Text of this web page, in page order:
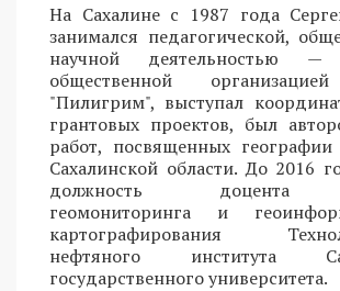
На Сахалине с 1987 года
занимался педагогической,
научной деятельностью —
общественной
"Пилигрим", выступал
грантовых проектов, был
работ, посвященных
Сахалинской области. До 2016
должность доцента
геомониторинга и
картографирования
нефтяного института
государственного университета.